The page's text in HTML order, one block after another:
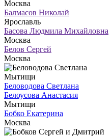
Москва
Балмасов Николай
Ярославль
Басова Людмила Михайловна
Москва
Белов Сергей
Москва
Мытищи
Беловодова Светлана
Белоусова Анастасия
Мытищи
Бобко Екатерина
Москва